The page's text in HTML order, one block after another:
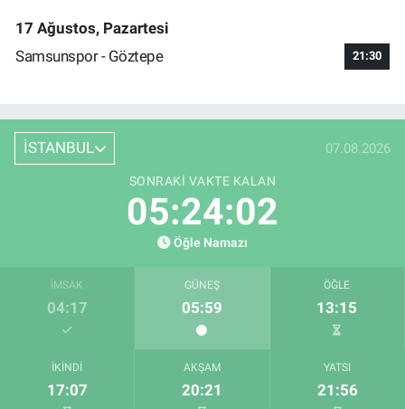
17 Ağustos, Pazartesi
Samsunspor - Göztepe
21:30
İSTANBUL 07.08.2026
SONRAKI VAKTE KALAN
05:24:02
Öğle Namazı
İMSAK
04:17
GÜNEŞ
05:59
ÖĞLE
13:15
İKINDI
17:07
AKŞAM
20:21
YATSI
21:56